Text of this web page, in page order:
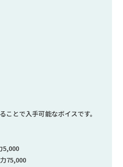
ことで入手可能なボイスです。
5,000
75,000